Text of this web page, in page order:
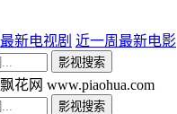
新电视剧 近一周最新电影
花网 www.piaohua.com